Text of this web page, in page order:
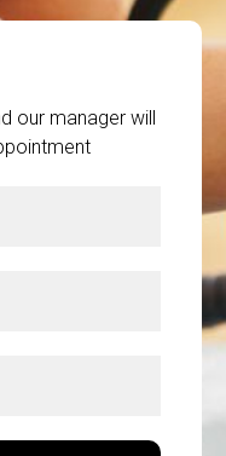
our manager will